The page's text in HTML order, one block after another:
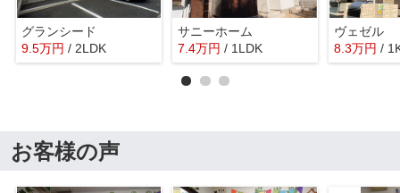
グランシード
9.5万円 / 2LDK
サニーホーム
7.4万円 / 1LDK
ヴェゼル
8.3万円 /
お客様の声